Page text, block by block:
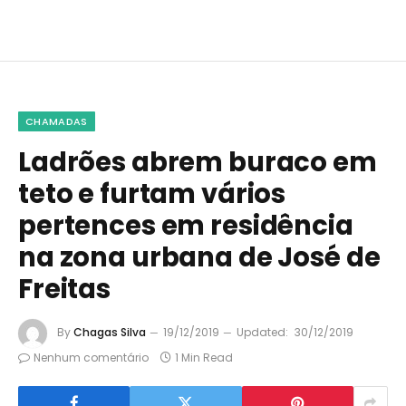
CHAMADAS
Ladrões abrem buraco em
teto e furtam vários
pertences em residência
na zona urbana de José de
Freitas
ByChagas Silva 19/12/2019 Updated: 30/12/2019
Nenhum comentário
1 Min Read